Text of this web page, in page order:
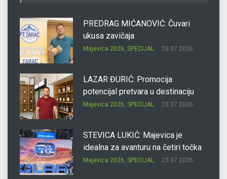
PREDRAG MIĆANOVIĆ: Čuvari
ukusa zavičaja
Majevica 2026, SPECIJAL 23.07.2026.
LAZAR ĐURIĆ: Promocija
potencijal pretvara u destinaciju
Majevica 2026, SPECIJAL 23.07.2026.
STEVICA LUKIĆ: Majevica je
idealna za avanturu na četiri točka
Majevica 2026, SPECIJAL 23.07.2026.